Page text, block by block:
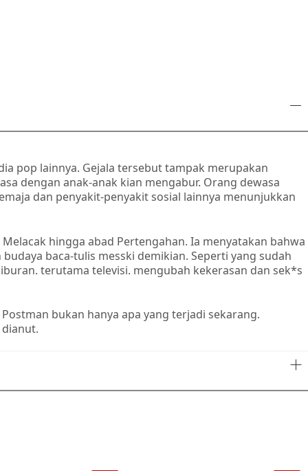
pop lainnya. Gejala tersebut tampak merupakan
dengan anak-anak kian mengabur. Orang dewasa
dan penyakit-penyakit sosial lainnya menunjukkan
hingga abad Pertengahan. Ia menyatakan bahwa
baca-tulis messki demikian. Seperti yang sudah
terutama televisi. mengubah kekerasan dan sek*s
bukan hanya apa yang terjadi sekarang.